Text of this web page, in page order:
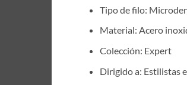
Tipo de filo:
Material: Acero
Colección: Expert
Dirigido a: Estilistas